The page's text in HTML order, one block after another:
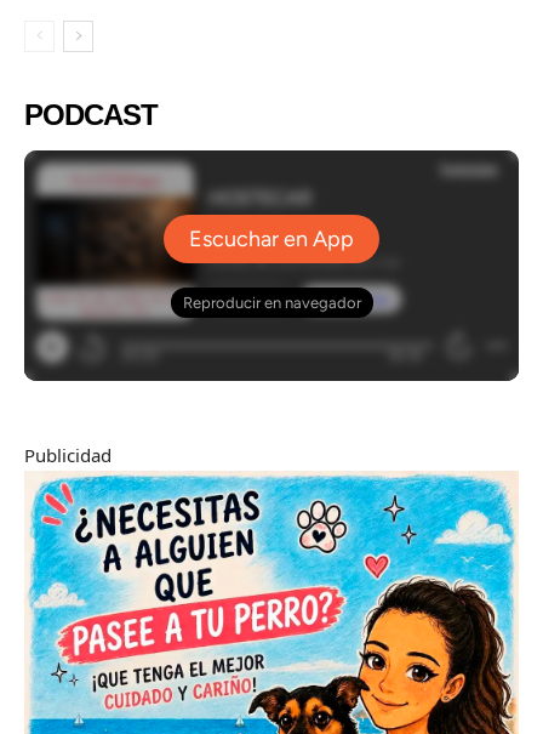
PODCAST
Publicidad